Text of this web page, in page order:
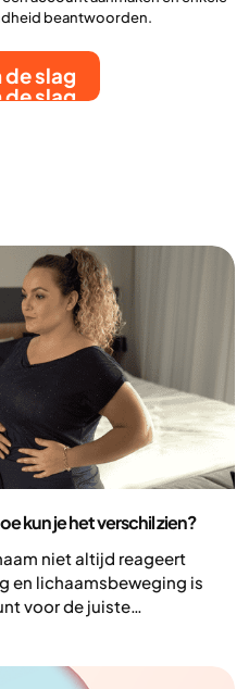
beantwoorden.
de slag
de slag
kun je het verschil zien?
niet altijd reageert
en lichaamsbeweging is
voor de juiste
met verschillende